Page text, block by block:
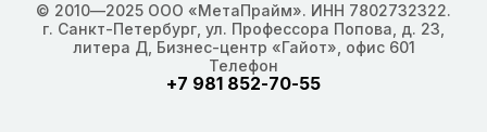
© 2010—2025 ООО «МетаПрайм». ИНН 7802732322.
г. Санкт-Петербург, ул. Профессора Попова, д. 23,
литера Д, Бизнес-центр «Гайот», офис 601
Телефон
+7 981 852-70-55